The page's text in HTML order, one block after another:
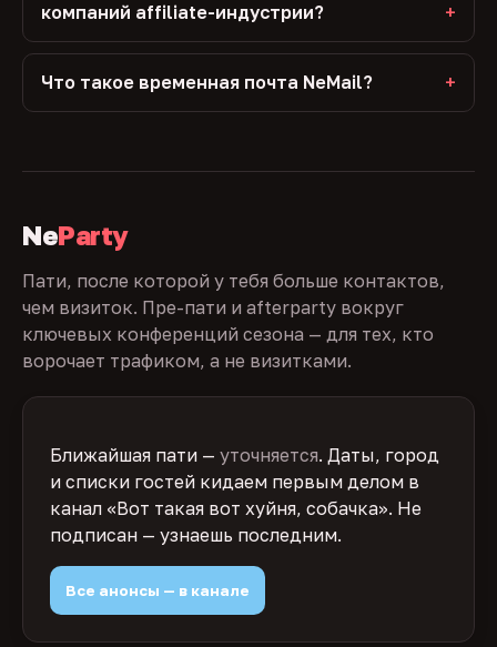
компаний affiliate-индустрии?
Что такое временная почта NeMail?
NeParty
Пати, после которой у тебя больше контактов,
чем визиток. Пре-пати и afterparty вокруг
ключевых конференций сезона — для тех, кто
ворочает трафиком, а не визитками.
Ближайшая пати — уточняется. Даты, город
и списки гостей кидаем первым делом в
канал «Вот такая вот хуйня, собачка». Не
подписан — узнаешь последним.
Все анонсы — в канале